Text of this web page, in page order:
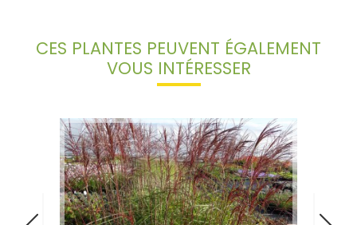
CES PLANTES PEUVENT ÉGALEMENT
VOUS INTÉRESSER